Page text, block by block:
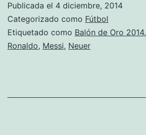
FIFA
Ballon
d’Or
Publicada el 4 diciembre, 2014
Categorizado como Fútbol
Etiquetado como Balón de Oro 2014,
Ronaldo, Messi, Neuer